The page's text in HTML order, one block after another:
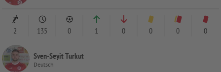
2 135 0 1 0 0 0 0
Sven-Seyit Turkut
Deutsch